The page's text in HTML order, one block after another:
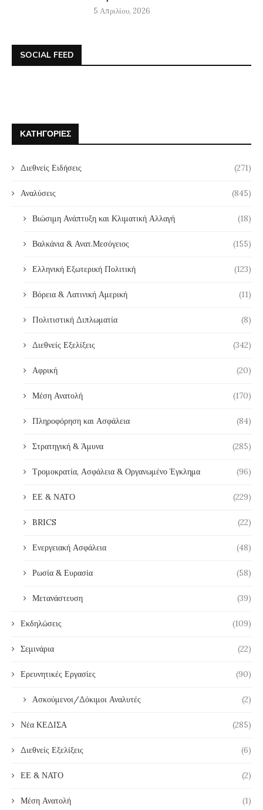
5 Απριλίου, 2026
SOCIAL FEED
ΚΑΤΗΓΟΡΊΕΣ
Διεθνείς Ειδήσεις (271)
Αναλύσεις (845)
Βιώσιμη Ανάπτυξη και Κλιματική Αλλαγή (18)
Βαλκάνια & Ανατ.Μεσόγειος (155)
Ελληνική Εξωτερική Πολιτική (123)
Βόρεια & Λατινική Αμερική (11)
Πολιτιστική Διπλωματία (8)
Διεθνείς Εξελίξεις (342)
Αφρική (20)
Μέση Ανατολή (170)
Πληροφόρηση και Ασφάλεια (84)
Στρατηγική & Άμυνα (285)
Τρομοκρατία, Ασφάλεια & Οργανωμένο Έγκλημα (96)
ΕΕ & ΝΑΤΟ (229)
BRICS (22)
Ενεργειακή Ασφάλεια (48)
Ρωσία & Ευρασία (58)
Μετανάστευση (39)
Εκδηλώσεις (109)
Σεμινάρια (22)
Ερευνητικές Εργασίες (90)
Ασκούμενοι/Δόκιμοι Αναλυτές (2)
Νέα ΚΕΔΙΣΑ (285)
Διεθνείς Εξελίξεις (6)
ΕΕ & ΝΑΤΟ (2)
Μέση Ανατολή (1)